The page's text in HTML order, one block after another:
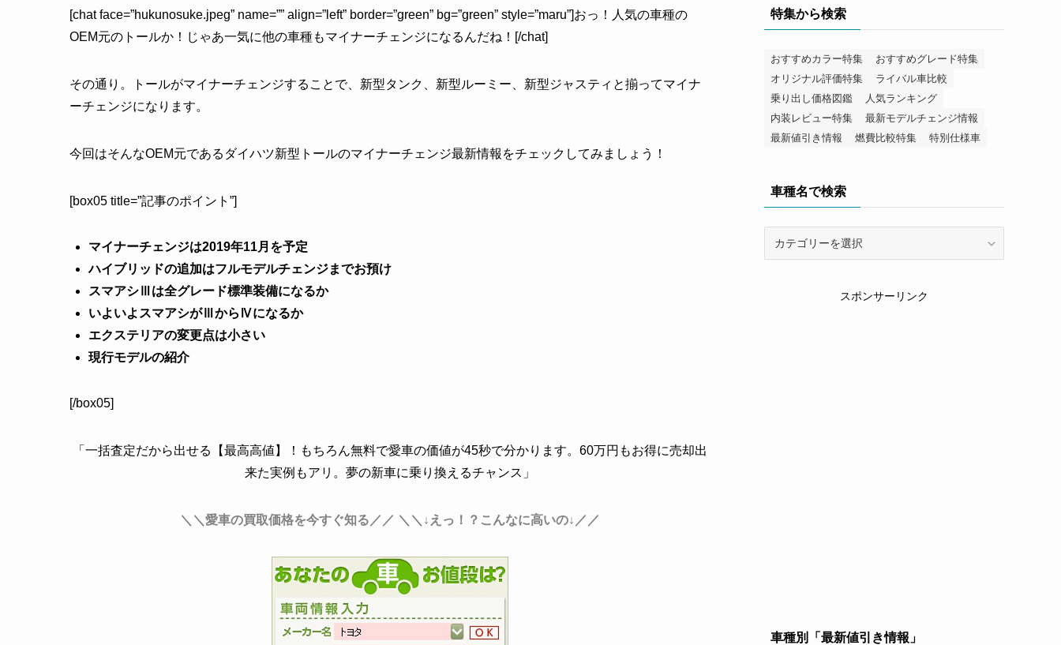
[chat face=”hukunosuke.jpeg” name=”” align=”left” border=”green” bg=”green” style=”maru”]おっ！人気の車種の
OEM元のトールか！じゃあ一気に他の車種もマイナーチェンジになるんだね！[/chat]
その通り。トールがマイナーチェンジすることで、新型タンク、新型ルーミー、新型ジャスティと揃ってマイナ
ーチェンジになります。
今回はそんなOEM元であるダイハツ新型トールのマイナーチェンジ最新情報をチェックしてみましょう！
[box05 title=”記事のポイント”]
マイナーチェンジは2019年11月を予定
ハイブリッドの追加はフルモデルチェンジまでお預け
スマアシⅢは全グレード標準装備になるか
いよいよスマアシがⅢからⅣになるか
エクステリアの変更点は小さい
現行モデルの紹介
[/box05]
「一括査定だから出せる【最高高値】！もちろん無料で愛車の価値が45秒で分かります。60万円もお得に売却出
来た実例もアリ。夢の新車に乗り換えるチャンス」
＼＼愛車の買取価格を今すぐ知る／／ ＼＼↓えっ！？こんなに高いの↓／／
特集から検索
おすすめカラー特集
おすすめグレード特集
オリジナル評価特集
ライバル車比較
乗り出し価格図鑑
人気ランキング
内装レビュー特集
最新モデルチェンジ情報
最新値引き情報
燃費比較特集 特別仕様車
車種名で検索
スポンサーリンク
車種別「最新値引き情報」